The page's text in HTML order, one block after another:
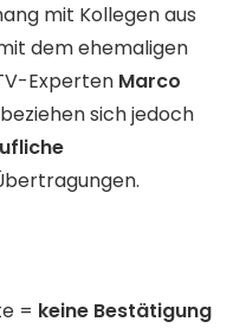
mit Kollegen aus
dem ehemaligen
Experten Marco
sich jedoch
= keine Bestätigung